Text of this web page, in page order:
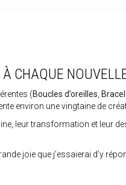
CHAQUE
(Boucles d’oreilles
environ une vingtaine de
leur transformation et leur
joie que j’essaierai d’y